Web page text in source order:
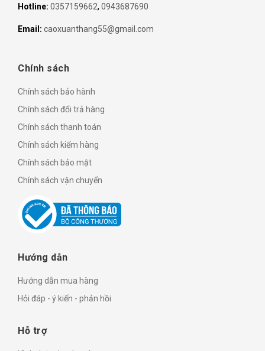
Hotline: 0357159662, 0943687690
Email: caoxuanthang55@gmail.com
Chính sách
Chính sách bảo hành
Chính sách đổi trả hàng
Chính sách thanh toán
Chính sách kiểm hàng
Chính sách bảo mật
Chính sách vận chuyển
Hướng dẫn
Hướng dẫn mua hàng
Hỏi đáp - ý kiến - phản hồi
Hỗ trợ